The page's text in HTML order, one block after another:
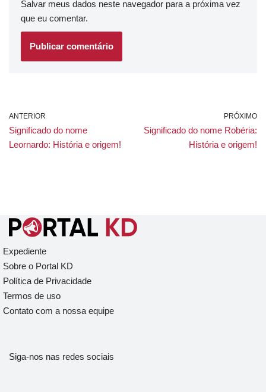
Salvar meus dados neste navegador para a próxima vez
que eu comentar.
ANTERIOR
Significado do nome
Leornardo: História e origem!
PRÓXIMO
Significado do nome Robéria:
História e origem!
Expediente
Sobre o Portal KD
Política de Privacidade
Termos de uso
Contato com a nossa equipe
Siga-nos nas redes sociais